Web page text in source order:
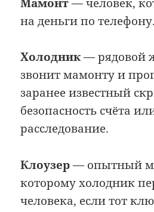
на деньги по телефону.
Холодник— рядовой
звонит мамонту и
заранее известный
безопасность счёта
расследование.
Клоузер— опытный
которому холодник
человека, если тот